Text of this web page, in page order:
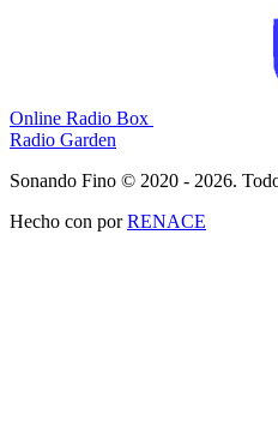
Online Radio Box
Radio Garden
Sonando Fino © 2020 - 2026.
Hecho con porRENACE